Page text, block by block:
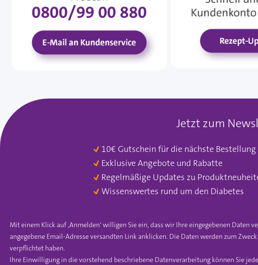
Jetzt zum
10€ Gutschein für die nächste
Exklusive Angebote und Rabatte
Regelmäßige Updates zu
Wissenswertes rund um den Diabetes
Mit einem Klick auf ‚Anmelden‘ willigen Sie ein, dass wir Ihre eingegebenen
angegebene Email-Adresse versandten Link anklicken. Die Daten werden zum
verpflichtet haben.
Ihre Einwilligung in die vorstehend beschriebene Datenverarbeitung können Sie